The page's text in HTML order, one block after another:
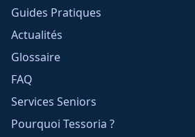
Guides Pratiques
Actualités
Glossaire
FAQ
Services Seniors
Pourquoi Tessoria ?